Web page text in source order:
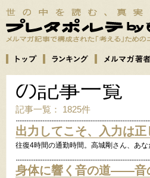
の記事一覧
記事一覧： 1825件
出力してこそ、入力は
往復4時間の通勤時間。高城剛さん、あ
身体に響く音の道――音